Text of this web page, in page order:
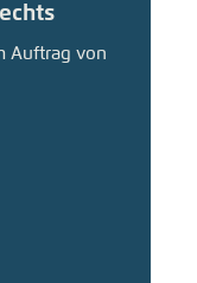
Auftrag von